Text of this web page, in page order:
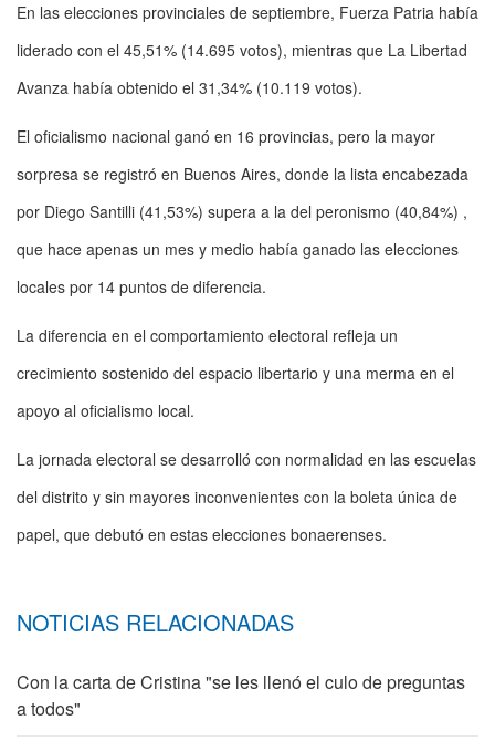
En las elecciones provinciales de septiembre, Fuerza Patria había
liderado con el 45,51% (14.695 votos), mientras que La Libertad
Avanza había obtenido el 31,34% (10.119 votos).
El oficialismo nacional ganó en 16 provincias, pero la mayor
sorpresa se registró en Buenos Aires, donde la lista encabezada
por Diego Santilli (41,53%) supera a la del peronismo (40,84%) ,
que hace apenas un mes y medio había ganado las elecciones
locales por 14 puntos de diferencia.
La diferencia en el comportamiento electoral refleja un
crecimiento sostenido del espacio libertario y una merma en el
apoyo al oficialismo local.
La jornada electoral se desarrolló con normalidad en las escuelas
del distrito y sin mayores inconvenientes con la boleta única de
papel, que debutó en estas elecciones bonaerenses.
NOTICIAS RELACIONADAS
Con la carta de Cristina "se les llenó el culo de preguntas
a todos"